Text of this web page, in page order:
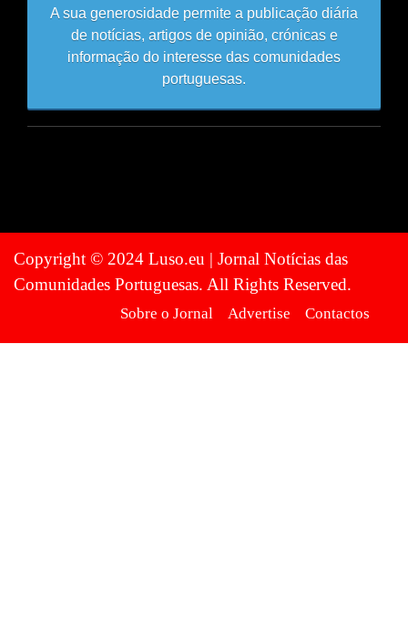
A sua generosidade permite a publicação diária
de notícias, artigos de opinião, crónicas e
informação do interesse das comunidades
portuguesas.
Copyright © 2024 Luso.eu | Jornal Notícias das
Comunidades Portuguesas. All Rights Reserved.
Sobre o Jornal Advertise Contactos